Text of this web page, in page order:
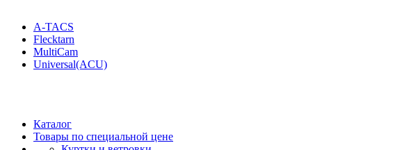
A-TACS
Flecktarn
MultiCam
Universal(ACU)
Каталог
Товары по специальной цене